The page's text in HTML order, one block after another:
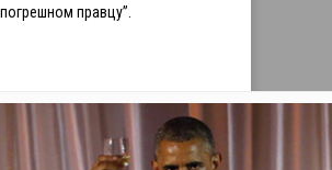
правцу”.